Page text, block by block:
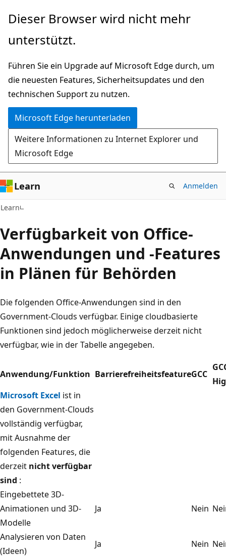
Zu
wechseln
Dieser Browser wird nicht mehr
unterstützt.
Führen Sie ein Upgrade auf Microsoft Edge durch, um
die neuesten Features, Sicherheitsupdates und den
technischen Support zu nutzen.
Microsoft Edge herunterladen
Weitere Informationen zu Internet Explorer und
Microsoft Edge
Learn Anmelden
Learn
Verfügbarkeit von Office-
Anwendungen und -Features
in Plänen für Behörden
Die folgenden Office-Anwendungen sind in den
Government-Clouds verfügbar. Einige cloudbasierte
Funktionen sind jedoch möglicherweise derzeit nicht
verfügbar, wie in der Tabelle angegeben.
Anwendung/Funktion BarrierefreiheitsfeatureGCC
Microsoft Excel ist in
den Government-Clouds
vollständig verfügbar,
mit Ausnahme der
folgenden Features, die
derzeit nicht verfügbar
sind :
Eingebettete 3D-
Animationen und 3D-
Modelle
Ja Nein
Analysieren von Daten
(Ideen)
Ja Nein